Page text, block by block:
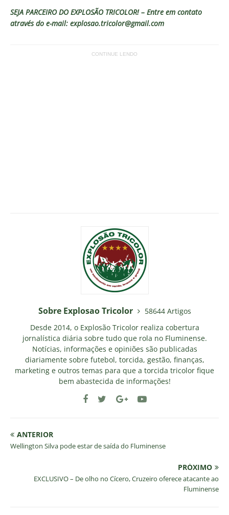
SEJA PARCEIRO DO EXPLOSÃO TRICOLOR! – Entre em contato
através do e-mail: explosao.tricolor@gmail.com
CONTINUE LENDO
Sobre Explosao Tricolor
58644 Artigos
Desde 2014, o Explosão Tricolor realiza cobertura
jornalística diária sobre tudo que rola no Fluminense.
Notícias, informações e opiniões são publicadas
diariamente sobre futebol, torcida, gestão, finanças,
marketing e outros temas para que a torcida tricolor fique
bem abastecida de informações!
ANTERIOR
Wellington Silva pode estar de saída do Fluminense
PRÓXIMO
EXCLUSIVO – De olho no Cícero, Cruzeiro oferece atacante ao
Fluminense